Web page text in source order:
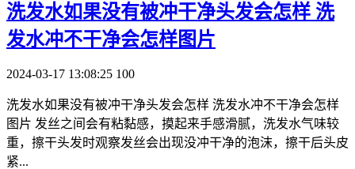
​洗发水如果没有被冲干净头发会怎样 洗
发水冲不干净会怎样图片
2024-03-17 13:08:25 100
洗发水如果没有被冲干净头发会怎样 洗发水冲不干净会怎样
图片 发丝之间会有粘黏感，摸起来手感滑腻，洗发水气味较
重，擦干头发时观察发丝会出现没冲干净的泡沫，擦干后头皮
紧...